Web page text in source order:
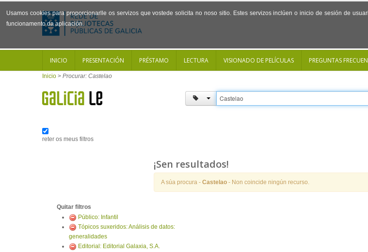
Usamos cookies para proporcionarlle os servizos que vostede solicita no noso sitio. Estes servizos inclúen o inicio de sesión de
funcionamento da aplicación.
INICIO PRESENTACIÓN PRÉSTAMO LECTURA VISIONADO DE PELÍCULAS PREGUNTAS
Inicio > Procurar: Castelao
reter os meus filtros
¡Sen resultados!
A súa procura - Castelao - Non coincide ningún recurso.
Quitar filtros
Público: Infantil
Tópicos suxeridos: Análisis de datos:
generalidades
Editorial: Editorial Galaxia, S.A.